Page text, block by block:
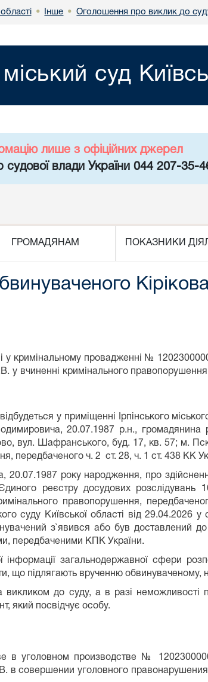
• Інше • Оголошення про виклик до
суд
лише з офіційних джерел
влади України 044 207-35-
ГРОМАДЯНАМ ПОКАЗНИКИ
у кримінальному провадженні №
у вчиненні кримінального
у приміщенні Ірпінського
20.07.1987 р.н., громадянина
вул. Шафранського, буд. 17, кв. 57; м.
передбаченого ч. 2 ст. 28, ч. 1 ст. 438 КК
року народження, про
реєстру досудових
правопорушення,
суду Київської області від
з`явився або був доставлений
передбаченими КПК України.
загальнодержавної сфери
що підлягають врученню обвинуваченому,
викликом до суду, а в разі
який посвідчує особу.
в уголовном производстве №
совершении уголовного